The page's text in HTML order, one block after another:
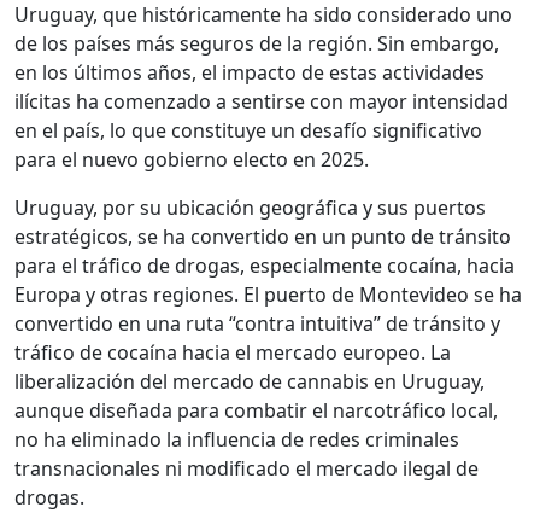
Uruguay, que históricamente ha sido considerado uno
de los países más seguros de la región. Sin embargo,
en los últimos años, el impacto de estas actividades
ilícitas ha comenzado a sentirse con mayor intensidad
en el país, lo que constituye un desafío significativo
para el nuevo gobierno electo en 2025.
Uruguay, por su ubicación geográfica y sus puertos
estratégicos, se ha convertido en un punto de tránsito
para el tráfico de drogas, especialmente cocaína, hacia
Europa y otras regiones. El puerto de Montevideo se ha
convertido en una ruta “contra intuitiva” de tránsito y
tráfico de cocaína hacia el mercado europeo. La
liberalización del mercado de cannabis en Uruguay,
aunque diseñada para combatir el narcotráfico local,
no ha eliminado la influencia de redes criminales
transnacionales ni modificado el mercado ilegal de
drogas.